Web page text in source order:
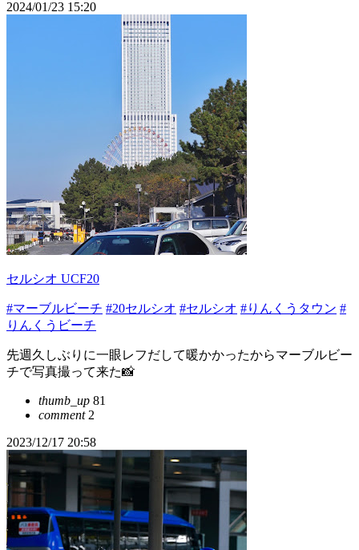
2024/01/23 15:20
セルシオ UCF20
#マーブルビーチ #20セルシオ #セルシオ #りんくうタウン #
りんくうビーチ
先週久しぶりに一眼レフだして暖かかったからマーブルビー
チで写真撮って来た📸
thumb_up 81
comment2
2023/12/17 20:58